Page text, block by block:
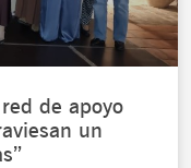
de apoyo
un